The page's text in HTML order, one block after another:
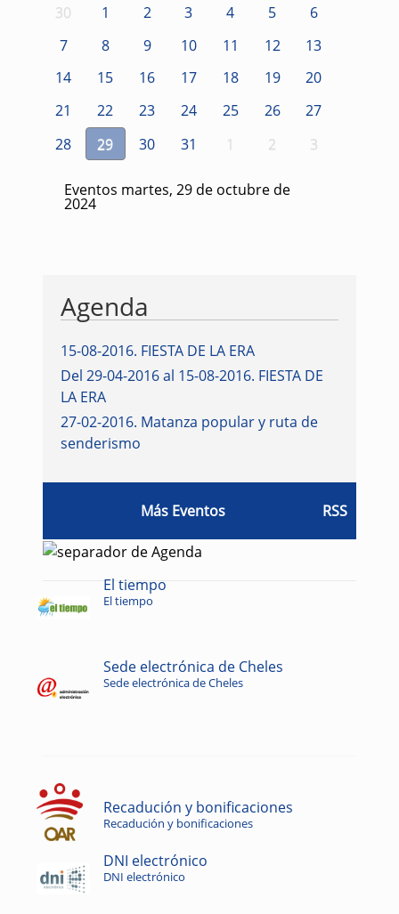
30 1 2 3 4 5
6
7
8 9 10 11 12
13
14
15 16 17 18 19
20
21
22 23 24 25 26
27
28
29 30 31 1 2 3
Eventos martes, 29 de octubre de
2024
Agenda
15-08-2016. FIESTA DE LA ERA
Del 29-04-2016 al 15-08-2016. FIESTA DE
LA ERA
27-02-2016. Matanza popular y ruta de
senderismo
Más Eventos RSS
El tiempo
El tiempo
Sede electrónica de Cheles
Sede electrónica de Cheles
Recadución y bonificaciones
Recadución y bonificaciones
DNI electrónico
DNI electrónico